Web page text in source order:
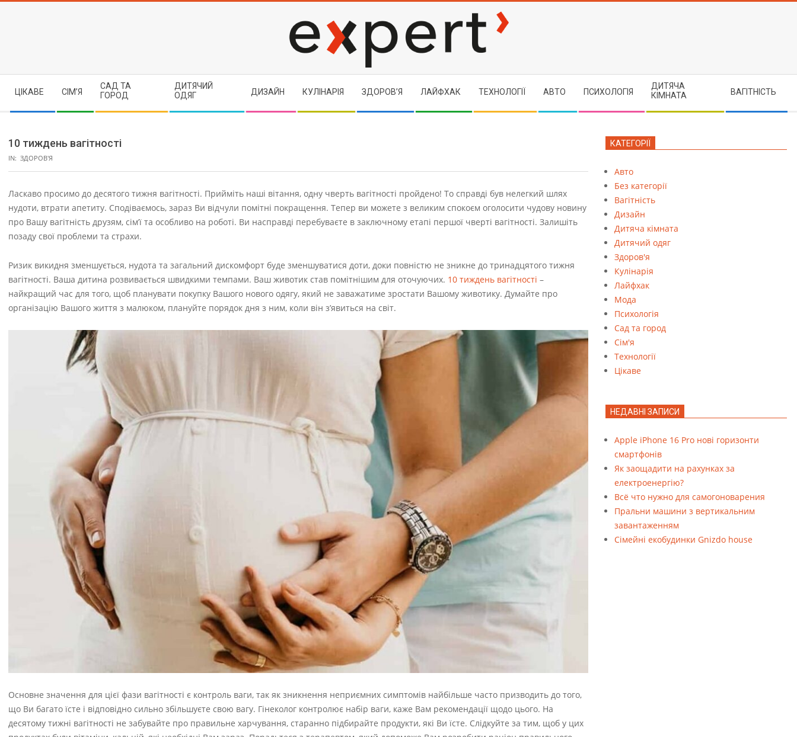
EXPERT
Navigation
Menu
ЦІКАВЕ СІМ’Я
САД ТА
ГОРОД
ДИТЯЧИЙ
ОДЯГ
ДИЗАЙН КУЛІНАРІЯ ЗДОРОВ’Я ЛАЙФХАК ТЕХНОЛОГІЇ АВТО ПСИХОЛОГІЯ
ДИТЯЧА
КІМНАТА
ВАГІТНІСТЬ
10 тиждень вагітності
IN: ЗДОРОВ'Я
Ласкаво просимо до десятого тижня вагітності. Прийміть наші вітання, одну чверть вагітності пройдено! То справді був нелегкий шлях
нудоти, втрати апетиту. Сподіваємось, зараз Ви відчули помітні покращення. Тепер ви можете з великим спокоєм оголосити чудову новину
про Вашу вагітність друзям, сім’ї та особливо на роботі. Ви насправді перебуваєте в заключному етапі першої чверті вагітності. Залишіть
позаду свої проблеми та страхи.
Ризик викидня зменшується, нудота та загальний дискомфорт буде зменшуватися доти, доки повністю не зникне до тринадцятого тижня
вагітності. Ваша дитина розвивається швидкими темпами. Ваш животик став помітнішим для оточуючих. 10 тиждень вагітності –
найкращий час для того, щоб планувати покупку Вашого нового одягу, який не заважатиме зростати Вашому животику. Думайте про
організацію Вашого життя з малюком, плануйте порядок дня з ним, коли він з’явиться на світ.
Основне значення для цієї фази вагітності є контроль ваги, так як зникнення неприємних симптомів найбільше часто призводить до того,
що Ви багато їсте і відповідно сильно збільшуєте свою вагу. Гінеколог контролює набір ваги, каже Вам рекомендації щодо цього. На
десятому тижні вагітності не забувайте про правильне харчування, старанно підбирайте продукти, які Ви їсте. Слідкуйте за тим, щоб у цих
КАТЕГОРІЇ
Авто
Без категорії
Вагітність
Дизайн
Дитяча кімната
Дитячий одяг
Здоров'я
Кулінарія
Лайфхак
Мода
Психологія
Сад та город
Сім'я
Технології
Цікаве
НЕДАВНІ ЗАПИСИ
Apple iPhone 16 Pro нові горизонти
смартфонів
Як заощадити на рахунках за
електроенергію?
Всё что нужно для самогоноварения
Пральни машини з вертикальним
завантаженням
Cімейні екобудинки Gnizdo house